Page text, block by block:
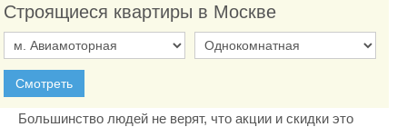
Строящиеся квартиры в Москве
Смотреть
Большинство людей не верят, что акции и скидки это